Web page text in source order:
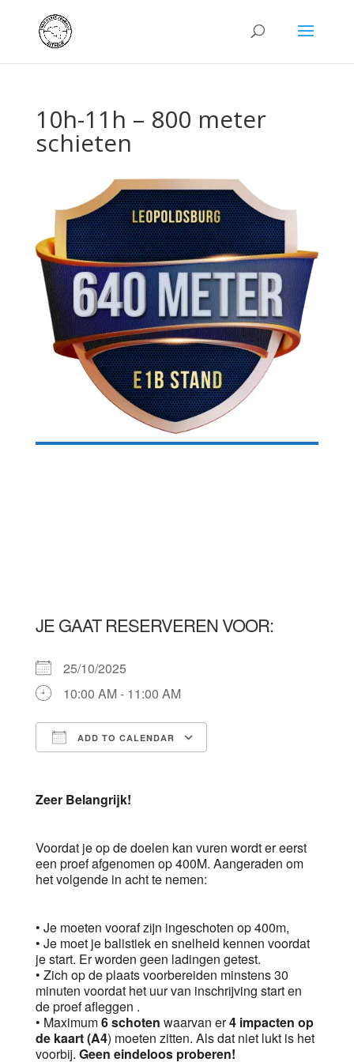
10h-11h – 800 meter
schieten
JE GAAT RESERVEREN VOOR:
25/10/2025
10:00 AM - 11:00 AM
ADD TO CALENDAR
Zeer Belangrijk!
Voordat je op de doelen kan vuren wordt er eerst
een proef afgenomen op 400M. Aangeraden om
het volgende in acht te nemen:
• Je moeten vooraf zijn ingeschoten op 400m,
• Je moet je balistiek en snelheid kennen voordat
je start. Er worden geen ladingen getest.
• Zich op de plaats voorbereiden minstens 30
minuten voordat het uur van inschrijving start en
de proef afleggen .
• Maximum6 schoten waarvan er4 impacten op
de kaart (A4) moeten zitten. Als dat niet lukt is het
voorbij. Geen eindeloos proberen!